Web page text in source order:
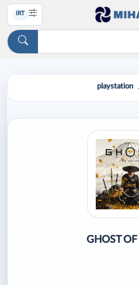
IRT
playstation